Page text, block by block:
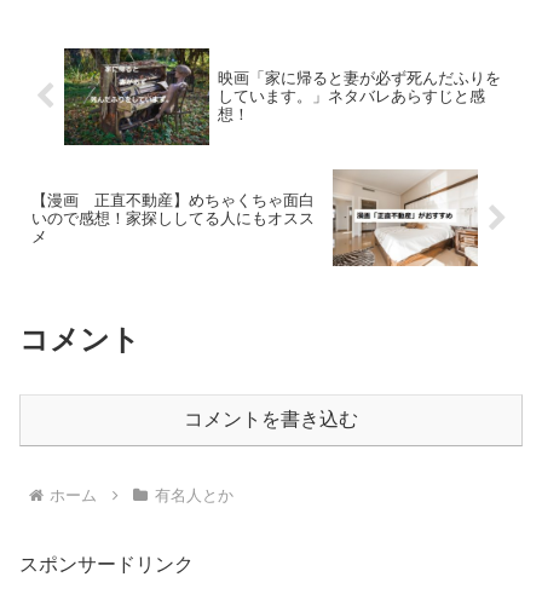
映画「家に帰ると妻が必ず死んだふりを
しています。」ネタバレあらすじと感
想！
【漫画 正直不動産】めちゃくちゃ面白
いので感想！家探ししてる人にもオスス
メ
コメント
コメントを書き込む
ホーム 有名人とか
スポンサードリンク